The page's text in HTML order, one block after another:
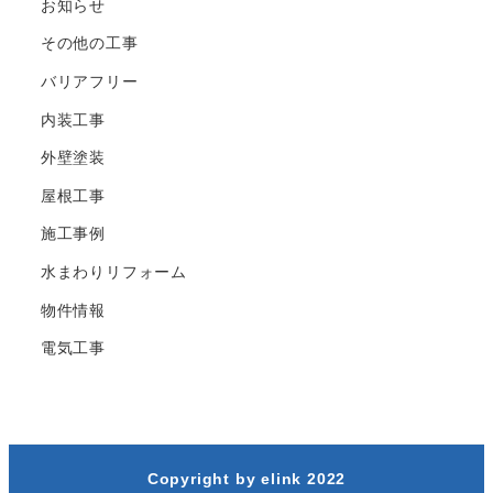
お知らせ
その他の工事
バリアフリー
内装工事
外壁塗装
屋根工事
施工事例
水まわりリフォーム
物件情報
電気工事
Copyright by elink 2022